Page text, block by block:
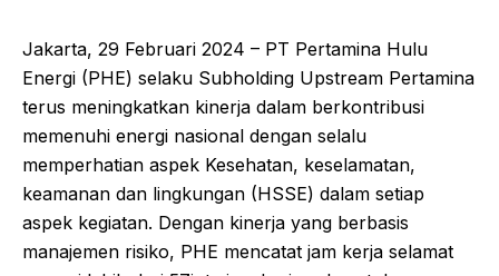
Jakarta, 29 Februari 2024 – PT Pertamina Hulu
Energi (PHE) selaku Subholding Upstream Pertamina
terus meningkatkan kinerja dalam berkontribusi
memenuhi energi nasional dengan selalu
memperhatian aspek Kesehatan, keselamatan,
keamanan dan lingkungan (HSSE) dalam setiap
aspek kegiatan. Dengan kinerja yang berbasis
manajemen risiko, PHE mencatat jam kerja selamat